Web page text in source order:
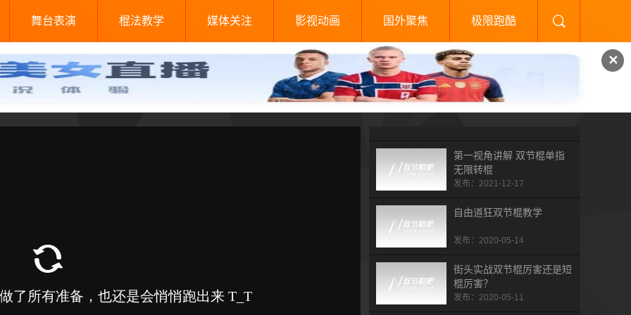
✕
舞台表演 棍法教学 媒体关注 影视动画 国外聚焦 极限跑酷
第一视角讲解 双节棍单指
无限转棍
发布：2021-12-17
自由道狂双节棍教学
发布：2020-05-14
街头实战双节棍厉害还是短
棍厉害？
发布：2020-05-11